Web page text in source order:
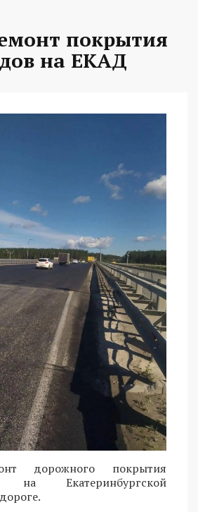
покрытия
на ЕКАД
дорожного покрытия
на Екатеринбургской